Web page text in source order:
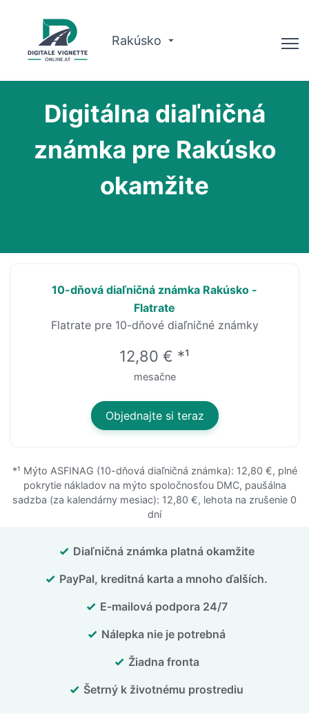
Rakúsko
Plánovač trás
Kontrola platnosti
Digitálna diaľničná
známka pre Rakúsko
okamžite
10-dňová diaľničná známka Rakúsko -
Flatrate
Flatrate pre 10-dňové diaľničné známky
12,80 € *¹
mesačne
Objednajte si teraz
*¹ Mýto ASFINAG (10-dňová diaľničná známka): 12,80 €, plné
pokrytie nákladov na mýto spoločnosťou DMC, paušálna
sadzba (za kalendárny mesiac): 12,80 €, lehota na zrušenie 0
dní
Diaľničná známka platná okamžite
PayPal, kreditná karta a mnoho ďalších.
E-mailová podpora 24/7
Nálepka nie je potrebná
Žiadna fronta
Šetrný k životnému prostrediu